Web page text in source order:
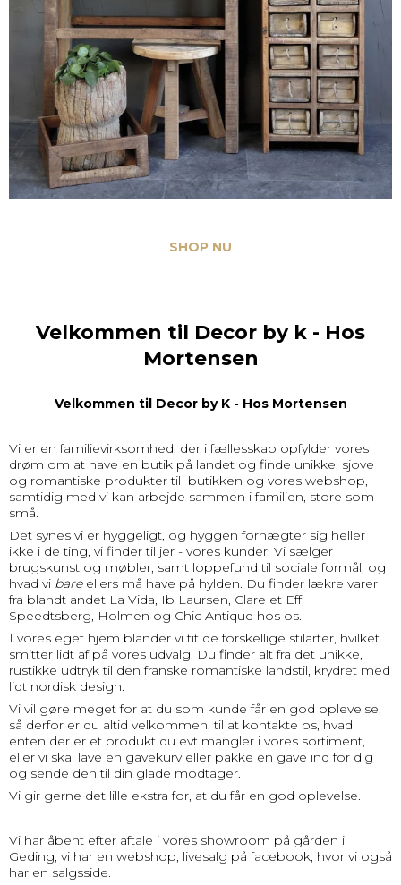
SHOP NU
Velkommen til Decor by k - Hos
Mortensen
Velkommen til Decor by K - Hos Mortensen
Vi er en familievirksomhed, der i fællesskab opfylder vores
drøm om at have en butik på landet og finde unikke, sjove
og romantiske produkter til butikken og vores webshop,
samtidig med vi kan arbejde sammen i familien, store som
små.
Det synes vi er hyggeligt, og hyggen fornægter sig heller
ikke i de ting, vi finder til jer - vores kunder. Vi sælger
brugskunst og møbler, samt loppefund til sociale formål, og
hvad vi bareellers må have på hylden. Du finder lækre varer
fra blandt andet La Vida, Ib Laursen, Clare et Eff,
Speedtsberg, Holmen og Chic Antique hos os.
I vores eget hjem blander vi tit de forskellige stilarter, hvilket
smitter lidt af på vores udvalg. Du finder alt fra det unikke,
rustikke udtryk til den franske romantiske landstil, krydret med
lidt nordisk design.
Vi vil gøre meget for at du som kunde får en god oplevelse,
så derfor er du altid velkommen, til at kontakte os, hvad
enten der er et produkt du evt mangler i vores sortiment,
eller vi skal lave en gavekurv eller pakke en gave ind for dig
og sende den til din glade modtager.
Vi gir gerne det lille ekstra for, at du får en god oplevelse.
Vi har åbent efter aftale i vores showroom på gården i
Geding, vi har en webshop, livesalg på facebook, hvor vi også
har en salgsside.